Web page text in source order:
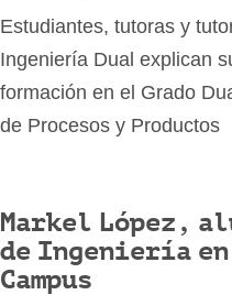
Estudiantes, tutoras y
Ingeniería Dual explican
formación en el Grado
de Procesos y Productos
Markel López,
de Ingeniería en
Campus